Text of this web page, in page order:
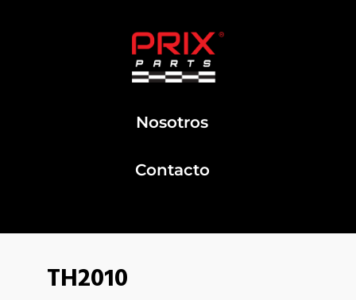
Nosotros
Contacto
TH2010